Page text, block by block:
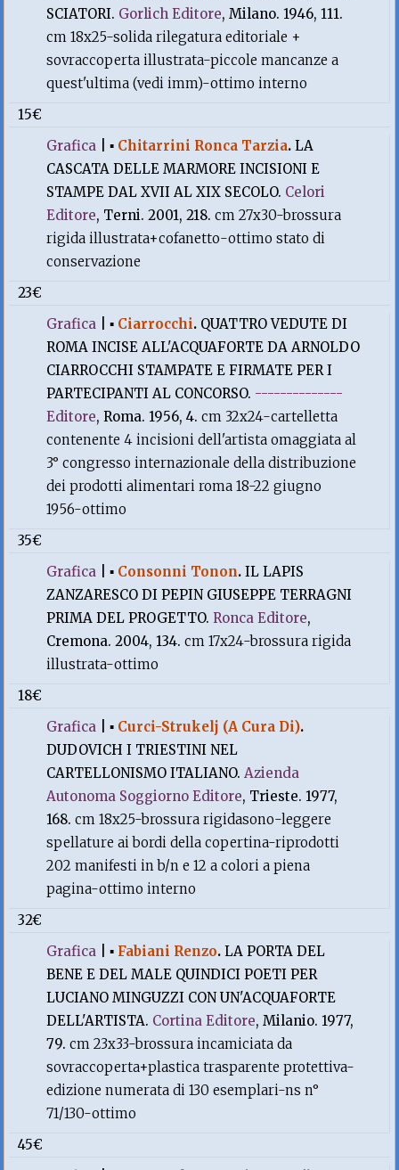
SCIATORI. Gorlich Editore, Milano. 1946, 111.
cm 18x25-solida rilegatura editoriale +
sovraccoperta illustrata-piccole mancanze a
quest'ultima (vedi imm)-ottimo interno
15€
Grafica |▪ Chitarrini Ronca Tarzia.LA
CASCATA DELLE MARMORE INCISIONI E
STAMPE DAL XVII AL XIX SECOLO. Celori
Editore, Terni. 2001, 218.cm 27x30-brossura
rigida illustrata+cofanetto-ottimo stato di
conservazione
23€
Grafica |▪ Ciarrocchi. QUATTRO VEDUTE DI
ROMA INCISE ALL'ACQUAFORTE DA ARNOLDO
CIARROCCHI STAMPATE E FIRMATE PER I
PARTECIPANTI AL CONCORSO. --------------
Editore, Roma. 1956, 4.cm 32x24-cartelletta
contenente 4 incisioni dell'artista omaggiata al
3° congresso internazionale della distribuzione
dei prodotti alimentari roma 18-22 giugno
1956-ottimo
35€
Grafica |▪ Consonni Tonon.IL LAPIS
ZANZARESCO DI PEPIN GIUSEPPE TERRAGNI
PRIMA DEL PROGETTO.Ronca Editore,
Cremona. 2004, 134.cm 17x24-brossura rigida
illustrata-ottimo
18€
Grafica |▪ Curci-Strukelj (A Cura Di).
DUDOVICH I TRIESTINI NEL
CARTELLONISMO ITALIANO.Azienda
Autonoma Soggiorno Editore, Trieste. 1977,
168.cm 18x25-brossura rigidasono-leggere
spellature ai bordi della copertina-riprodotti
202 manifesti in b/n e 12 a colori a piena
pagina-ottimo interno
32€
Grafica |▪ Fabiani Renzo.LA PORTA DEL
BENE E DEL MALE QUINDICI POETI PER
LUCIANO MINGUZZI CON UN'ACQUAFORTE
DELL'ARTISTA. Cortina Editore, Milanio. 1977,
79.cm 23x33-brossura incamiciata da
sovraccoperta+plastica trasparente protettiva-
edizione numerata di 130 esemplari-ns n°
71/130-ottimo
45€